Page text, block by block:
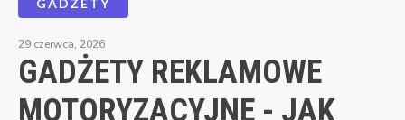
29 czerwca, 2026
GADŻETY REKLAMOWE
MOTORYZACYJNE - JAK